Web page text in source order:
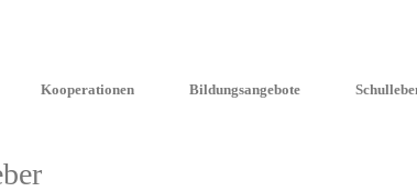
Kooperationen Bildungsangebote